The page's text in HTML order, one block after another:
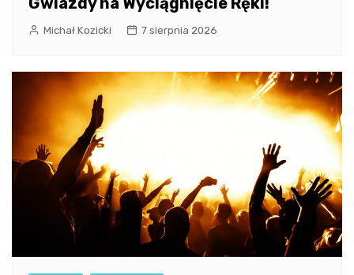
Michał Kozicki 7 sierpnia 2026